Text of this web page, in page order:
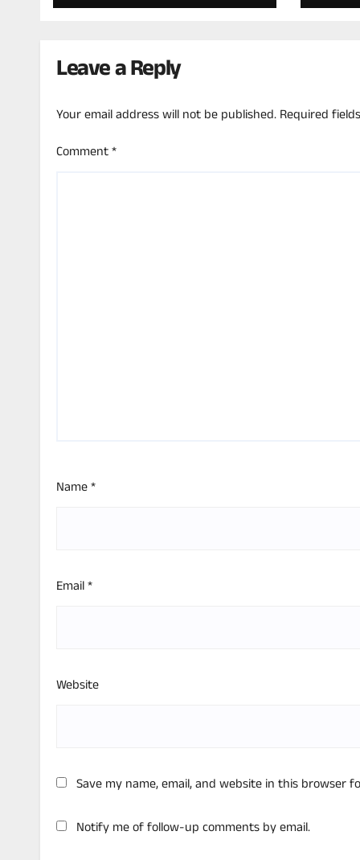
ಹತ್ತಲಿರುವ ಸಿಎಂ ಡಿಕೆಶಿ!
Leave a Reply
Your email address will not be published.Required
Comment*
Name*
Email*
Website
Save my name, email, and website in this browser
Notify me of follow-up comments by email.